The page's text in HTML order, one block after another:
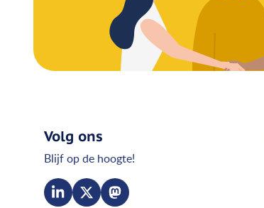
Volg ons
Blijf op de hoogte!